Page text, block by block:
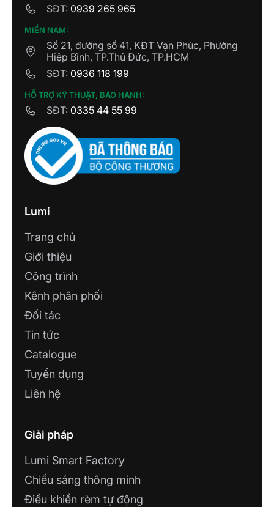
SĐT: 0939 265 965
MIỀN NAM:
Số 21, đường số 41, KĐT Vạn Phúc, Phường
Hiệp Bình, TP.Thủ Đức, TP.HCM
SĐT: 0936 118 199
HỖ TRỢ KỸ THUẬT, BẢO HÀNH:
SĐT: 0335 44 55 99
Lumi
Trang chủ
Giới thiệu
Công trình
Kênh phân phối
Đối tác
Tin tức
Catalogue
Tuyển dụng
Liên hệ
Giải pháp
Lumi Smart Factory
Chiếu sáng thông minh
Điều khiển rèm tự động